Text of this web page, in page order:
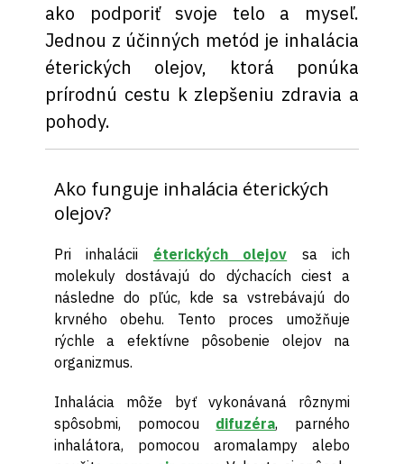
ako podporiť svoje telo a myseľ.
Jednou z účinných metód je inhalácia
éterických olejov, ktorá ponúka
prírodnú cestu k zlepšeniu zdravia a
pohody.
Ako funguje inhalácia éterických
olejov?
Pri inhalácii éterických olejov sa ich
molekuly dostávajú do dýchacích ciest a
následne do pľúc, kde sa vstrebávajú do
krvného obehu. Tento proces umožňuje
rýchle a efektívne pôsobenie olejov na
organizmus.
Inhalácia môže byť vykonávaná rôznymi
spôsobmi, pomocou difuzéra, parného
inhalátora, pomocou aromalampy alebo